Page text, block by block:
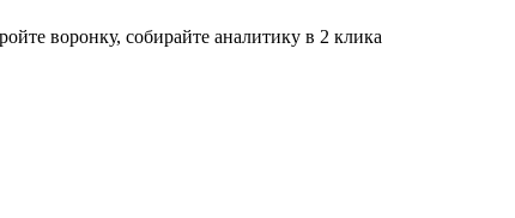
воронку, собирайте аналитику в 2 клика